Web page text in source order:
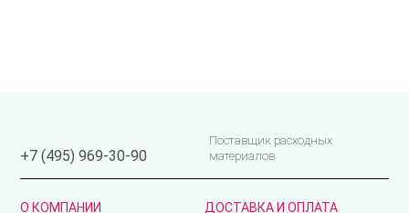
+7 (495) 969-30-90
Поставщик расходных
материалов
О КОМПАНИИ ДОСТАВКА И ОПЛАТА